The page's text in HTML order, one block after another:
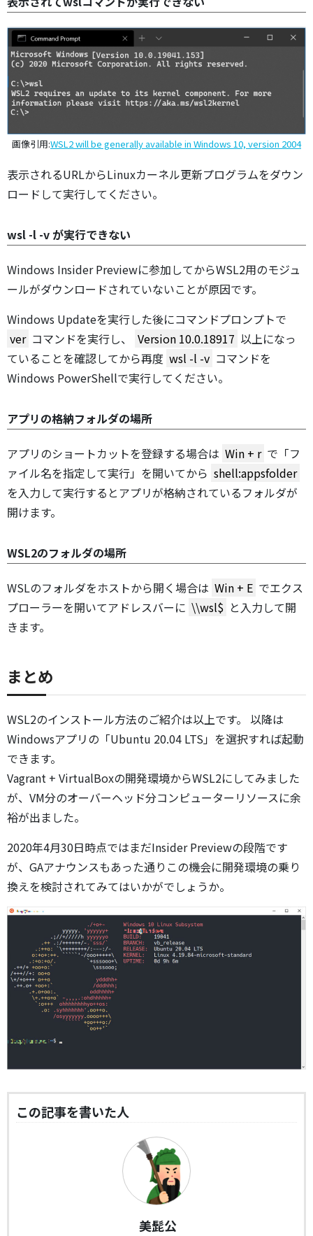
画像引用:WSL2 will be generally available in Windows 10, version 2004
表示されるURLからLinuxカーネル更新プログラムをダウン
ロードして実行してください。
wsl -l -v が実行できない
Windows Insider Previewに参加してからWSL2用のモジュ
ールがダウンロードされていないことが原因です。
Windows Updateを実行した後にコマンドプロンプトで
ver コマンドを実行し、 Version 10.0.18917 以上になっ
ていることを確認してから再度 wsl -l -v コマンドを
Windows PowerShellで実行してください。
アプリの格納フォルダの場所
アプリのショートカットを登録する場合は Win + r で「フ
ァイル名を指定して実行」を開いてから shell:appsfolder
を入力して実行するとアプリが格納されているフォルダが
開けます。
WSL2のフォルダの場所
WSLのフォルダをホストから開く場合は Win + E でエクス
プローラーを開いてアドレスバーに \\wsl$ と入力して開
きます。
まとめ
WSL2のインストール方法のご紹介は以上です。 以降は
Windowsアプリの「Ubuntu 20.04 LTS」を選択すれば起動
できます。
Vagrant + VirtualBoxの開発環境からWSL2にしてみました
が、VM分のオーバーヘッド分コンピューターリソースに余
裕が出ました。
2020年4月30日時点ではまだInsider Previewの段階です
が、GAアナウンスもあった通りこの機会に開発環境の乗り
換えを検討されてみてはいかがでしょうか。
この記事を書いた人
美髭公